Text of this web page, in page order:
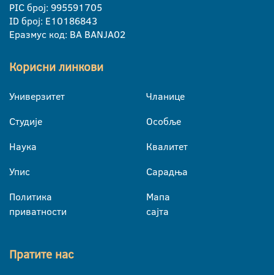
PIC број: 995591705
ID број: E10186843
Еразмус код: BA BANJA02
Корисни линкови
Универзитет
Студије
Наука
Упис
Политика
приватности
Чланице
Особље
Квалитет
Сарадња
Мапа
сајта
Пратите нас